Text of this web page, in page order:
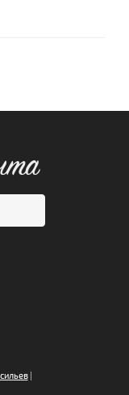
|